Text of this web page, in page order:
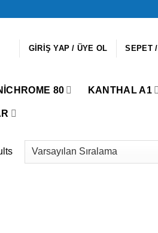
GIRIŞ YAP / ÜYE OL SEPET /
80 KANTHAL A1